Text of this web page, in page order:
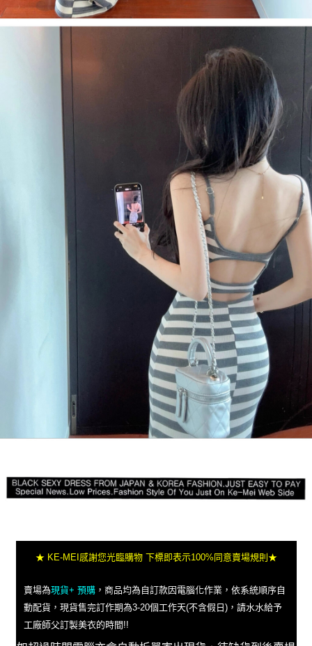
★ KE-MEI感謝您光臨購物 下標即表示100%同意賣場規則★
賣場為現貨+ 預購，商品均為自訂款因電腦化作業，依系統順序自
動配貨，現貨售完訂作期為3-20個工作天(不含假日)，請水水給予
工廠師父訂製美衣的時間!!